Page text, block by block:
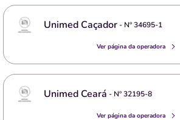
Unimed Caçador- Nº34695-1
Ver página da operadora
Unimed Ceará - Nº32195-8
Ver página da operadora